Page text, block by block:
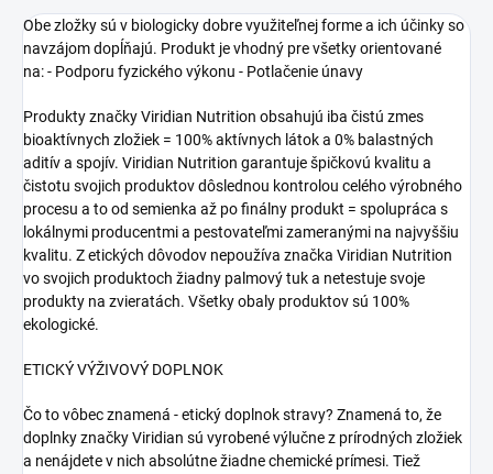
Obe zložky sú v biologicky dobre využiteľnej forme a ich účinky so
navzájom dopĺňajú. Produkt je vhodný pre všetky orientované
na: - Podporu fyzického výkonu - Potlačenie únavy
Produkty značky Viridian Nutrition obsahujú iba čistú zmes
bioaktívnych zložiek = 100% aktívnych látok a 0% balastných
aditív a spojív. Viridian Nutrition garantuje špičkovú kvalitu a
čistotu svojich produktov dôslednou kontrolou celého výrobného
procesu a to od semienka až po finálny produkt = spolupráca s
lokálnymi producentmi a pestovateľmi zameranými na najvyššiu
kvalitu. Z etických dôvodov nepoužíva značka Viridian Nutrition
vo svojich produktoch žiadny palmový tuk a netestuje svoje
produkty na zvieratách. Všetky obaly produktov sú 100%
ekologické.
ETICKÝ VÝŽIVOVÝ DOPLNOK
Čo to vôbec znamená - etický doplnok stravy? Znamená to, že
doplnky značky Viridian sú vyrobené výlučne z prírodných zložiek
a nenájdete v nich absolútne žiadne chemické prímesi. Tiež